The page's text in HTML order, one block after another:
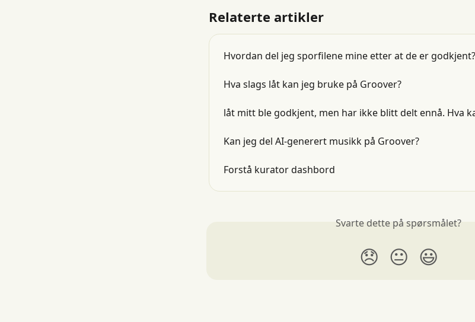
Relaterte artikler
Hvordan del jeg sporfilene mine etter at de er godkjent?
Hva slags låt kan jeg bruke på Groover?
låt mitt ble godkjent, men har ikke blitt delt ennå. Hva
Kan jeg del AI-generert musikk på Groover?
Forstå kurator dashbord
Svarte dette på spørsmålet?
😞 😐 😃